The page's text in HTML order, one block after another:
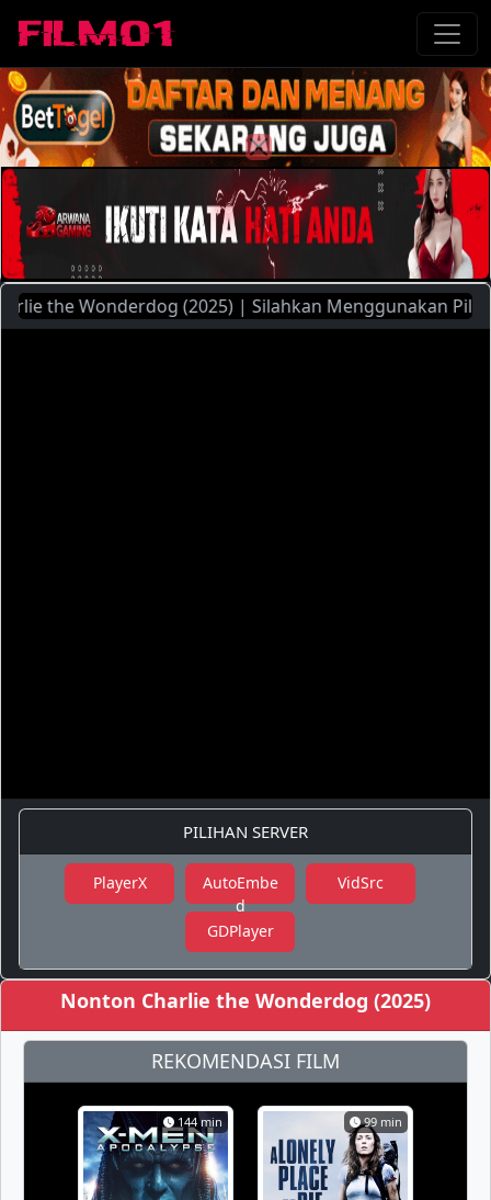
the Wonderdog (2025) | Silahkan Menggunakan Pilihan
PILIHAN SERVER
PlayerX
AutoEmbe
d
VidSrc
GDPlayer
Nonton Charlie the Wonderdog (2025)
REKOMENDASI FILM
144 min 99 min